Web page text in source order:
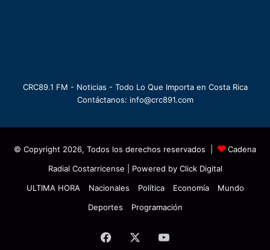
CRC89.1 FM - Noticias - Todo Lo Que Importa en Costa Rica
Contáctanos: info@crc891.com
© Copyright 2026, Todos los derechos reservados |
Cadena
Radial Costarricense | Powered by Click Digital
ULTIMA HORA
Nacionales Política Economía
Mundo
Deportes
Programación
Facebook YouTube